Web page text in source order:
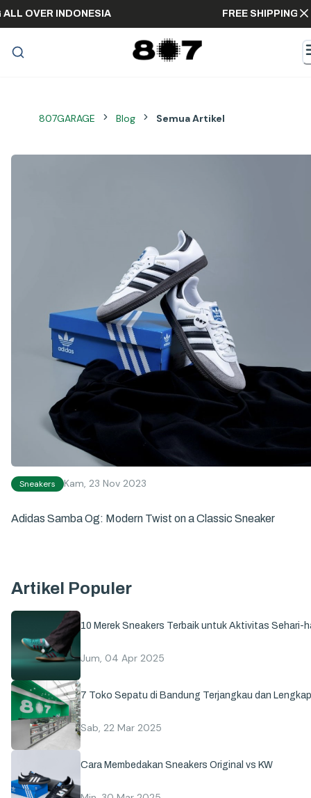
ALL OVER INDONESIA FREE
807GARAGE Blog Semua Artikel
Sneakers Kam, 23 Nov 2023
Adidas Samba Og: Modern Twist on a Classic Sneaker
Artikel Populer
10 Merek Sneakers Terbaik untuk Aktivitas Sehari-
Jum, 04 Apr 2025
7 Toko Sepatu di Bandung Terjangkau dan Lengkap
Sab, 22 Mar 2025
Cara Membedakan Sneakers Original vs KW